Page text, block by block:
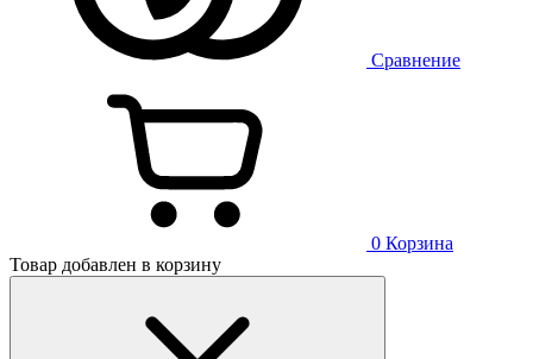
Сравнение
0 Корзина
Товар добавлен в корзину